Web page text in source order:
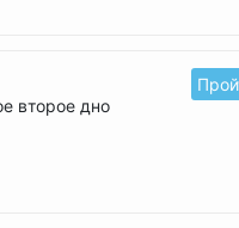
второе дно